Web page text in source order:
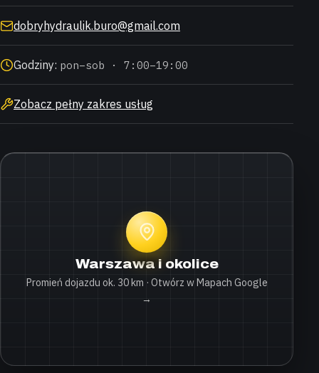
dobryhydraulik.buro@gmail.com
Godziny: pon–sob · 7:00–19:00
Zobacz pełny zakres usług
Warszawa i okolice
Promień dojazdu ok. 30 km · Otwórz w Mapach Google
→